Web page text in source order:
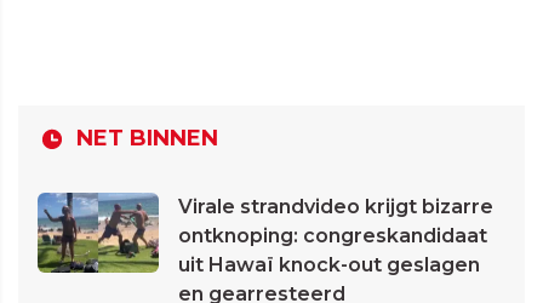
NET BINNEN
Virale strandvideo krijgt bizarre
ontknoping: congreskandidaat
uit Hawaï knock-out geslagen
en gearresteerd